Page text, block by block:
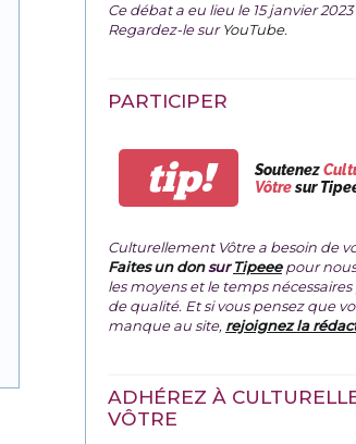
Ce débat a eu lieu le 15 janvier
Regardez-le surYouTube.
PARTICIPER
tip! Soutenez
Vôtresur
Culturellement Vôtre a besoin de
Faites un donsurTipeeepour
les moyens et le temps
de qualité. Et si vous pensez que
manque au site, rejoignez la
ADHÉREZ À
VÔTRE